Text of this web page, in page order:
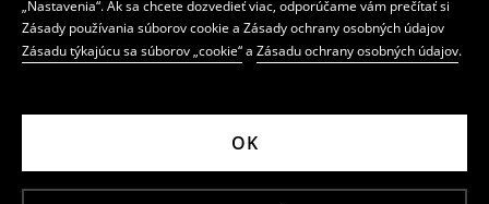
„Nastavenia“. Ak sa chcete dozvedieť viac, odporúčame vám prečítať si
Zásady používania súborov cookie a Zásady ochrany osobných údajov
Zásadu týkajúcu sa súborov „cookie“a Zásadu ochrany osobných údajov.
OK